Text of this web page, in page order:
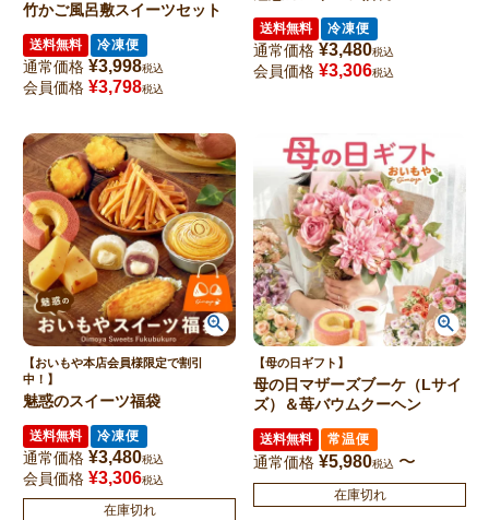
竹かご風呂敷スイーツセット
送料無料 冷凍便
通常価格 ¥3,998税込
会員価格 ¥3,798税込
送料無料 冷凍便
通常価格 ¥3,480税込
会員価格 ¥3,306税込
【おいもや本店会員様限定で割引
中！】
魅惑のスイーツ福袋
送料無料 冷凍便
通常価格 ¥3,480税込
会員価格 ¥3,306税込
在庫切れ
【母の日ギフト】
母の日マザーズブーケ（Lサイ
ズ）＆苺バウムクーヘン
送料無料 常温便
通常価格 ¥5,980税込 〜
在庫切れ